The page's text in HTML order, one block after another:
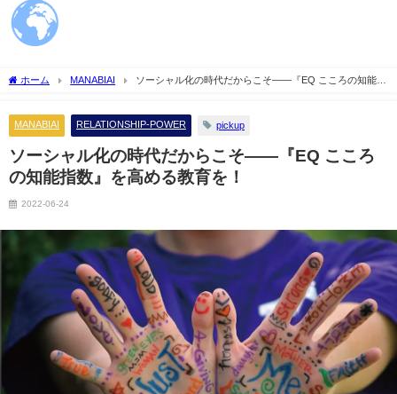
ホーム MANABIAI
ソーシャル化の時代だからこそ――『EQ こころの知能指
MANABIAI RELATIONSHIP-POWER pickup
ソーシャル化の時代だからこそ――『EQ こころ
の知能指数』を高める教育を！
2022-06-24